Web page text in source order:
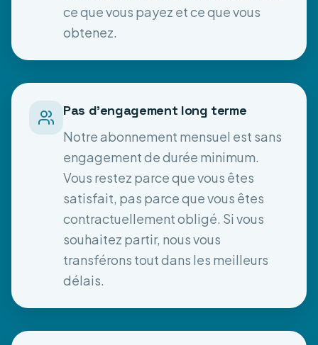
ce que vous payez et ce que vous
obtenez.
Pas d'engagement long terme
Notre abonnement mensuel est sans
engagement de durée minimum.
Vous restez parce que vous êtes
satisfait, pas parce que vous êtes
contractuellement obligé. Si vous
souhaitez partir, nous vous
transférons tout dans les meilleurs
délais.